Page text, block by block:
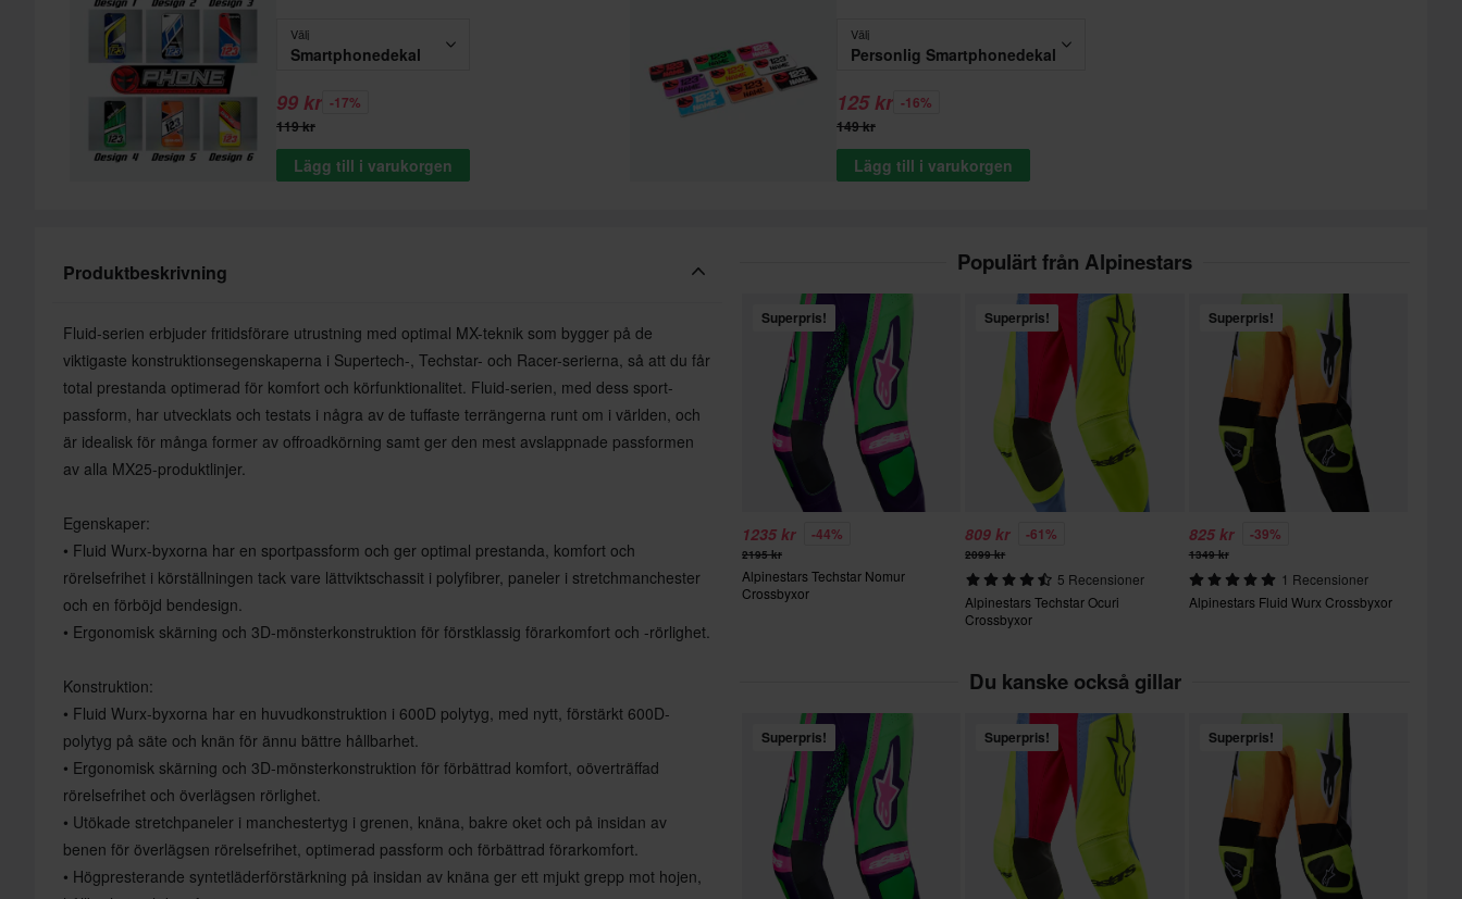
Välj
Smartphonedekal
99 kr -17%
119 kr
Lägg till i varukorgen
Välj
Personlig Smartphonedekal
125 kr -16%
149 kr
Lägg till i varukorgen
Produktbeskrivning
Fluid-serien erbjuder fritidsförare utrustning med optimal MX-teknik som bygger på de
viktigaste konstruktionsegenskaperna i Supertech-, Techstar- och Racer-serierna, så att du får
total prestanda optimerad för komfort och körfunktionalitet. Fluid-serien, med dess sport-
passform, har utvecklats och testats i några av de tuffaste terrängerna runt om i världen, och
är idealisk för många former av offroadkörning samt ger den mest avslappnade passformen
av alla MX25-produktlinjer.
Egenskaper:
• Fluid Wurx-byxorna har en sportpassform och ger optimal prestanda, komfort och
rörelsefrihet i körställningen tack vare lättviktschassit i polyfibrer, paneler i stretchmanchester
och en förböjd bendesign.
• Ergonomisk skärning och 3D-mönsterkonstruktion för förstklassig förarkomfort och -rörlighet.
Konstruktion:
• Fluid Wurx-byxorna har en huvudkonstruktion i 600D polytyg, med nytt, förstärkt 600D-
polytyg på säte och knän för ännu bättre hållbarhet.
• Ergonomisk skärning och 3D-mönsterkonstruktion för förbättrad komfort, oöverträffad
rörelsefrihet och överlägsen rörlighet.
• Utökade stretchpaneler i manchestertyg i grenen, knäna, bakre oket och på insidan av
benen för överlägsen rörelsefrihet, optimerad passform och förbättrad förarkomfort.
• Högpresterande syntetläderförstärkning på insidan av knäna ger ett mjukt grepp mot hojen,
Populärt från Alpinestars
Superpris!
1235 kr -44%
2195 kr
Alpinestars Techstar Nomur
Crossbyxor
Superpris!
809 kr -61%
2099 kr
5 Recensioner
Alpinestars Techstar Ocuri
Crossbyxor
Superpris!
825 kr -39%
1349 kr
1 Recensioner
Alpinestars Fluid Wurx Crossbyxor
Du kanske också gillar
Superpris! Superpris! Superpris!